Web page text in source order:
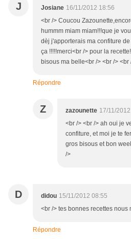
J Josiane 16/11/2012 18:56
<br /> Coucou
hummm miam miam!!!que je
dèj j'apporterais ma confiture
ça !!!!!merci<br /> pour la
bisous ma belle<br /> <br />
Répondre
Z zazounette 17/11/
<br /> <br /> ah oui je
confiture, et moi je te
gros bisous et bon
/>
D didou 15/11/2012 08:55
<br /> tes bonnes recettes nous
Répondre